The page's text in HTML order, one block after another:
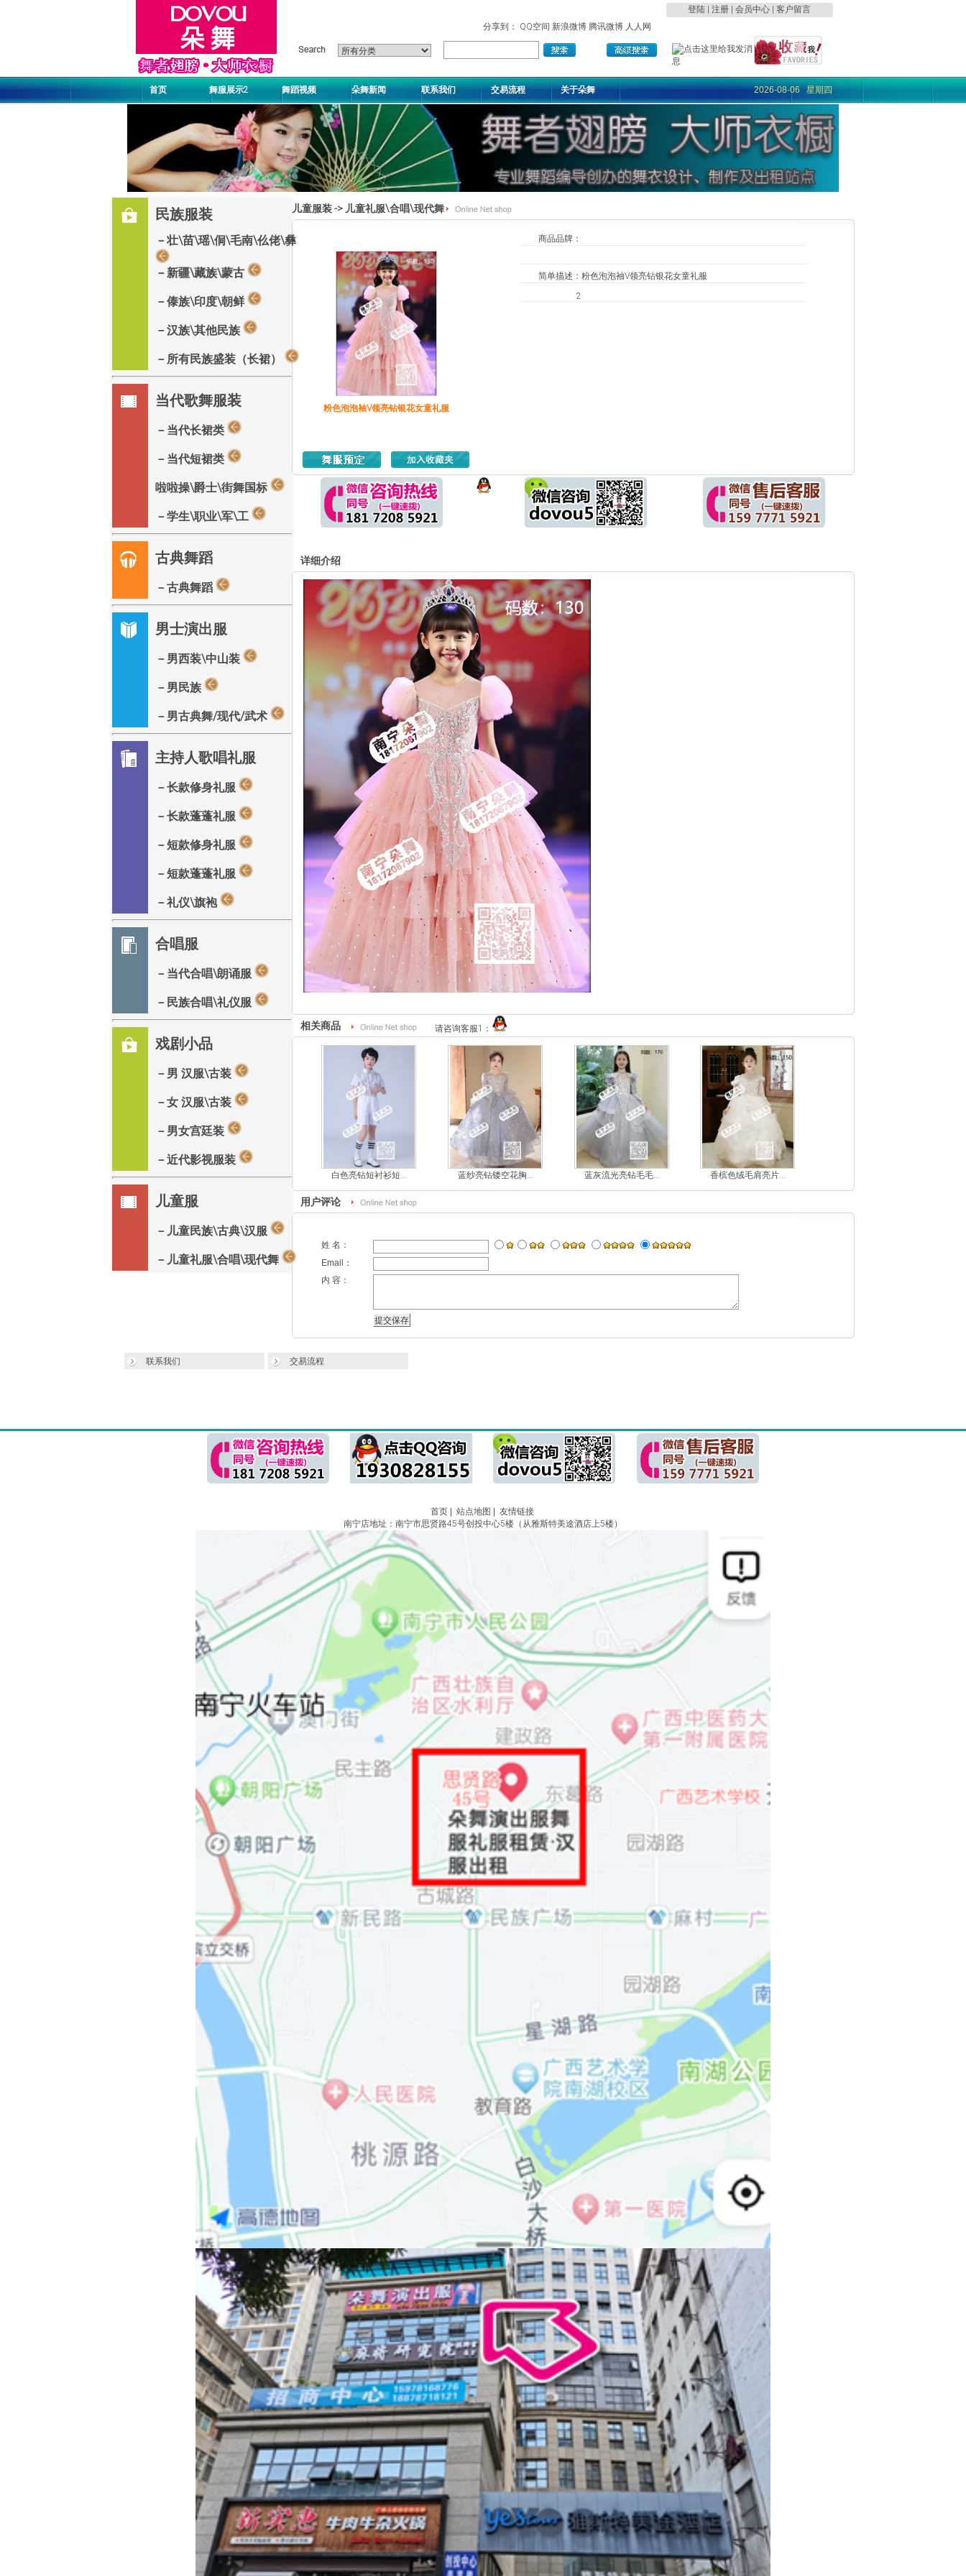
登陆 注册 会员中心
客户留言
分享到：
QQ空间 新浪微博 腾讯微博 人人网
首页 舞服展示2 舞蹈视频 朵舞新闻 联系我们 交易流程 关于朵舞 2026-08-06 星期四
民族服装
－壮\苗\瑶\侗\毛南\仫佬\彝
－新疆\藏族\蒙古
－傣族\印度\朝鲜
－汉族\其他民族
－所有民族盛装（长裙）
当代歌舞服装
－当代长裙类
－当代短裙类
啦啦操\爵士\街舞国标
－学生\职业\军\工
古典舞蹈
－古典舞蹈
男士演出服
－男西装\中山装
－男民族
－男古典舞/现代/武术
主持人歌唱礼服
－长款修身礼服
－长款蓬蓬礼服
－短款修身礼服
－短款蓬蓬礼服
－礼仪\旗袍
合唱服
－当代合唱\朗诵服
－民族合唱\礼仪服
戏剧小品
－男 汉服\古装
－女 汉服\古装
－男女宫廷装
－近代影视服装
儿童服
－儿童民族\古典\汉服
－儿童礼服\合唱\现代舞
儿童服装-> 儿童礼服\合唱\现代舞
粉色泡泡袖V领亮钻银花女童礼服
商品品牌：
简单描述： 粉色泡泡袖V领亮钻银花女童礼服
2
详细介绍
相关商品 请咨询客服1：
白色亮钻短衬衫短... 蓝纱亮钻镂空花胸... 蓝灰流光亮钻毛毛... 香槟色绒毛肩亮片...
用户评论
姓 名：
Email：
内 容：
联系我们 交易流程
首页| 站点地图
友情链接
南宁店地址：南宁市思贤路45号创投中心5楼（从雅斯特美途酒店上5楼）